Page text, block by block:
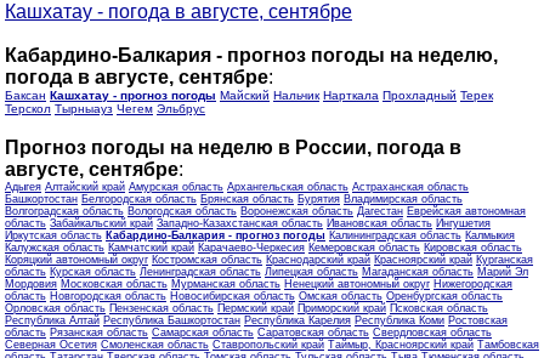
Кашхатау - погода в августе, сентябре
Кабардино-Балкария - прогноз погоды на неделю,
погода в августе, сентябре:
Баксан Кашхатау - прогноз погоды Майский Нальчик Нарткала Прохладный Терек
Терскол Тырныауз Чегем Эльбрус
Прогноз погоды на неделю в России, погода в
августе, сентябре:
Адыгея Алтайский край Амурская область Архангельская область Астраханская область
Башкортостан Белгородская область Брянская область Бурятия Владимирская область
Волгоградская область Вологодская область Воронежская область Дагестан Еврейская автономная
область Забайкальский край Западно-Казахстанская область Ивановская область Ингушетия
Иркутская область Кабардино-Балкария - прогноз погоды Калининградская область Калмыкия
Калужская область Камчатский край Карачаево-Черкесия Кемеровская область Кировская область
Коряцкий автономный округ Костромская область Краснодарский край Красноярский край Курганская
область Курская область Ленинградская область Липецкая область Магаданская область Марий Эл
Мордовия Московская область Мурманская область Ненецкий автономный округ Нижегородская
область Новгородская область Новосибирская область Омская область Оренбургская область
Орловская область Пензенская область Пермский край Приморский край Псковская область
Республика Алтай Республика Башкортостан Республика Карелия Республика Коми Ростовская
область Рязанская область Самарская область Саратовская область Свердловская область
Северная Осетия Смоленская область Ставропольский край Таймыр, Красноярский край Тамбовская